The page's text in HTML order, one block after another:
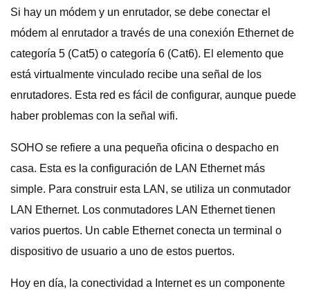
Si hay un módem y un enrutador, se debe conectar el
módem al enrutador a través de una conexión Ethernet de
categoría 5 (Cat5) o categoría 6 (Cat6). El elemento que
está virtualmente vinculado recibe una señal de los
enrutadores. Esta red es fácil de configurar, aunque puede
haber problemas con la señal wifi.
SOHO se refiere a una pequeña oficina o despacho en
casa. Esta es la configuración de LAN Ethernet más
simple. Para construir esta LAN, se utiliza un conmutador
LAN Ethernet. Los conmutadores LAN Ethernet tienen
varios puertos. Un cable Ethernet conecta un terminal o
dispositivo de usuario a uno de estos puertos.
Hoy en día, la conectividad a Internet es un componente